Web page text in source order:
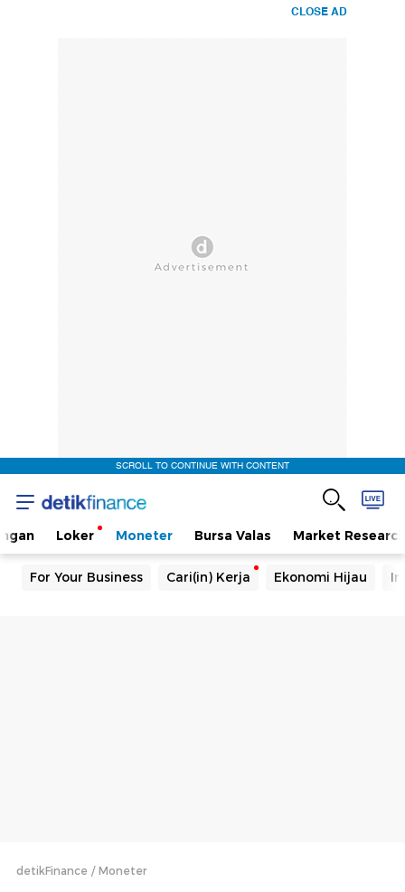
CLOSE AD
SCROLL TO CONTINUE WITH CONTENT
Loker Moneter Bursa Valas Market Research
For Your Business Cari(in) Kerja Ekonomi Hijau
detikFinance Moneter